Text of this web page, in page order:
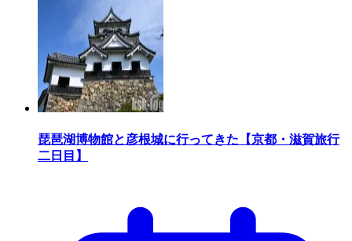
琵琶湖博物館と彦根城に行ってきた【京都・滋賀旅行
二日目】